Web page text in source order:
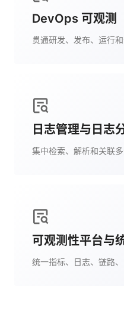
DevOps 可观测
贯通研发、发布、运行
日志管理与日志
集中检索、解析和关联
可观测性平台与
统一指标、日志、链路